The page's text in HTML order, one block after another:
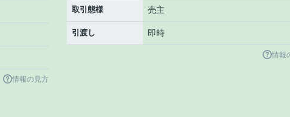
情報の見方
取引態様 売主
引渡し 即時
情報